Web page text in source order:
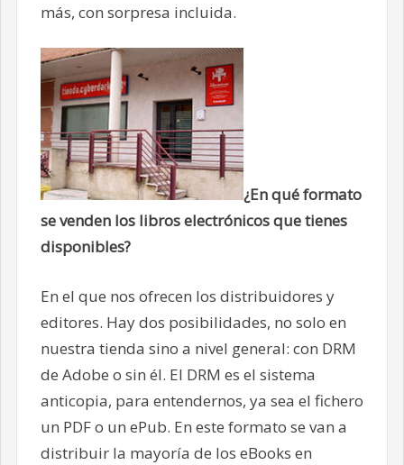
más, con sorpresa incluida.
¿En qué formato
se venden los libros electrónicos que tienes
disponibles?
En el que nos ofrecen los distribuidores y
editores. Hay dos posibilidades, no solo en
nuestra tienda sino a nivel general: con DRM
de Adobe o sin él. El DRM es el sistema
anticopia, para entendernos, ya sea el fichero
un PDF o un ePub. En este formato se van a
distribuir la mayoría de los eBooks en